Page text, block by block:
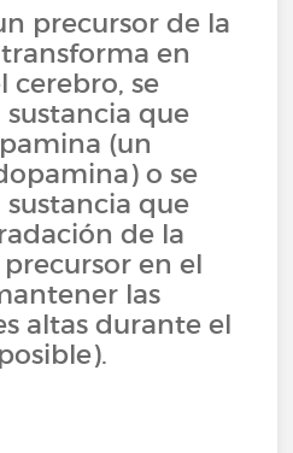
precursor de la
en
cerebro, se
que
(un
o se
que
de la
en el
las
altas durante el